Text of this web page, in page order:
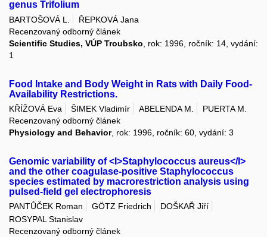
genus Trifolium
BARTOŠOVÁ L.
ŘEPKOVÁ Jana
Recenzovaný odborný článek
Scientific Studies, VÚP Troubsko , rok: 1996, ročník: 14, vydání:
1
Food Intake and Body Weight in Rats with Daily Food-
Availability Restrictions.
KŘÍŽOVÁ Eva ŠIMEK Vladimír ABELENDA M.
PUERTA M.
Recenzovaný odborný článek
Physiology and Behavior, rok: 1996, ročník: 60, vydání: 3
Genomic variability of <I>Staphylococcus aureus</I>
and the other coagulase-positive Staphylococcus
species estimated by macrorestriction analysis using
pulsed-field gel electrophoresis
PANTŮČEK Roman GÖTZ Friedrich
DOŠKAŘ Jiří
ROSYPAL Stanislav
Recenzovaný odborný článek